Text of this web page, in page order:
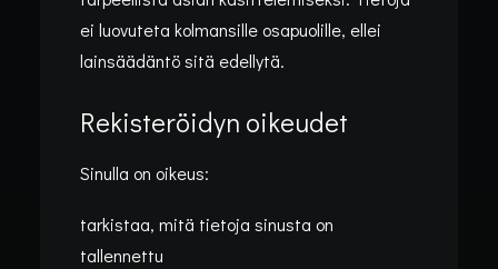
ei luovuteta kolmansille osapuolille, ellei
lainsäädäntö sitä edellytä.
Rekisteröidyn oikeudet
Sinulla on oikeus:
tarkistaa, mitä tietoja sinusta on
tallennettu